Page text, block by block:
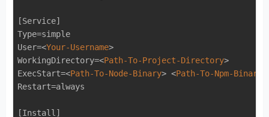
[Service]
Type=simple
User=<Your-Username>
WorkingDirectory=<Path-To-Project-Directory>
ExecStart=<Path-To-Node-Binary> <Path-To-Npm-Binary
Restart=always
[Install]